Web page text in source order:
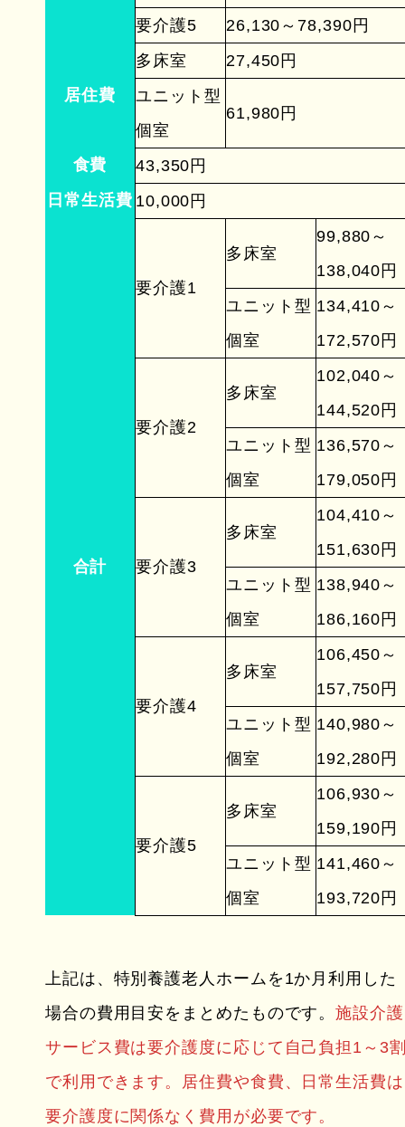
要介護5
26,130～78,390円
居住費
多床室
27,450円
ユニット型
個室
61,980円
食費
43,350円
日常生活費 10,000円
合計
要介護1
多床室
99,880～
138,040円
ユニット型
個室
134,410～
172,570円
要介護2
多床室
102,040～
144,520円
ユニット型
個室
136,570～
179,050円
要介護3
多床室
104,410～
151,630円
ユニット型
個室
138,940～
186,160円
要介護4
多床室
106,450～
157,750円
ユニット型
個室
140,980～
192,280円
要介護5
多床室
106,930～
159,190円
ユニット型
個室
141,460～
193,720円
上記は、特別養護老人ホームを1か月利用した
場合の費用目安をまとめたものです。施設介護
サービス費は要介護度に応じて自己負担1～3
で利用できます。居住費や食費、日常生活費は
要介護度に関係なく費用が必要です。